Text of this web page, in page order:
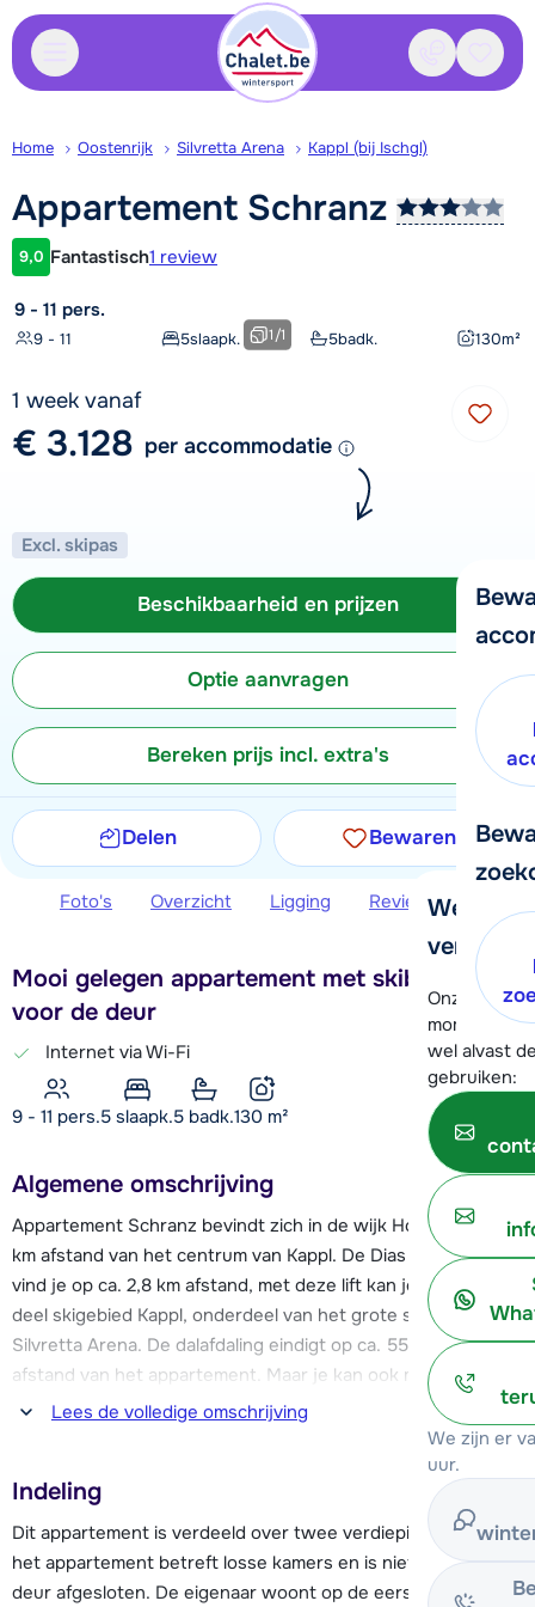
Contact
We
verder!
Onze
moment
wel alvast
gebruiken:
We zijn er
uur.
Home Oostenrijk Silvretta Arena Kappl (bij Ischgl)
Appartement Schranz
Klantwaardering
9,0 Fantastisch1 review
9 - 11 pers.
9 - 11 5slaapk. 5badk. 130m²
1/1
1 week vanaf
€ 3.128 per accommodatie
Excl. skipas
Beschikbaarheid en prijzen
Optie aanvragen
Bereken prijs incl. extra's
Delen Bewaren
Foto's Overzicht Ligging Reviews
Mooi gelegen appartement met skibushalte
voor de deur
Internet via Wi-Fi
9 - 11 pers.5 slaapk.5 badk.130 m²
Algemene omschrijving
Appartement Schranz bevindt zich in de wijk Hof, op ca. 1,5
km afstand van het centrum van Kappl. De Dias cabinelift
vind je op ca. 2,8 km afstand, met deze lift kan je naar het
deel skigebied Kappl, onderdeel van het grote skigebied
Silvretta Arena. De dalafdaling eindigt op ca. 550 meter
afstand van het appartement. Maar je kan ook met de skibus
terug naar het appartement. De skibushalte bevindt zich op
In het centrum van Kappl zijn diverse restaurants en
supermarkten te vinden. Voor après-ski kun je het beste
naar het centrum van Ischgl, op ca. 11 km afstand. Verder zijn
er ca. 30 km aan loipes in de omgeving van Kappl.
Lees de volledige omschrijving
Indeling
Dit appartement is verdeeld over twee verdiepingen. Let op:
het appartement betreft losse kamers en is niet door één
deur afgesloten. De eigenaar woont op de eerste